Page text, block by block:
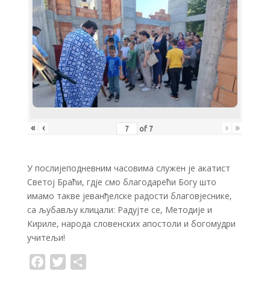
« ‹ of 7 › »
У послијеподневним часовима служен је акатист
Светој Браћи, гдје смо благодарећи Богу што
имамо такве јеванђелске радости благовјеснике,
са љубављу клицали: Радујте се, Методије и
Кириле, народа словенских апостоли и богомудри
учитељи!
a
T
w